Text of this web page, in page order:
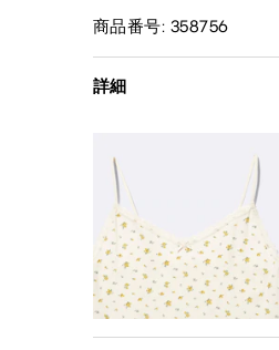
商品番号: 358756
詳細